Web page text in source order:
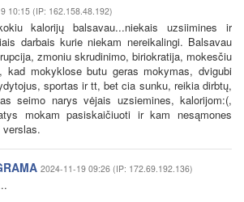
10:15 (IP: 162.158.48.192)
kalorijų balsavau...niekais uzsiimines ir
darbais kurie niekam nereikalingi. Balsavau
zmoniu skrudinimo, biriokratija, mokesčiu
kad mokyklose butu geras mokymas, dvigubi
sportas ir tt, bet cia sunku, reikia dirbtų,
seimo narys vėjais uzsiemines, kalorijom:(,
mokam pasiskaičiuoti ir kam nesąmones
verslas.
2024-11-19 09:26 (IP: 172.69.192.136)